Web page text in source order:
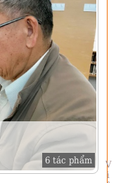
6 tác phẩm